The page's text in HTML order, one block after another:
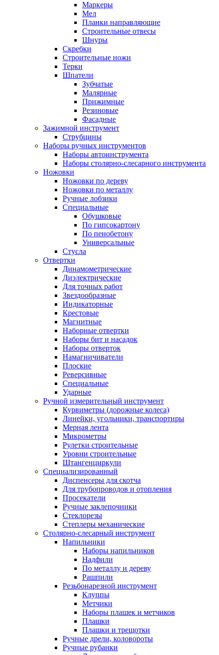
Маркеры
Мел
Планки направляющие
Строительные отвесы
Шнуры
Скребки
Строительные ножи
Терки
Шпатели
Зубчатые
Малярные
Прижимные
Резиновые
Фасадные
Зажимной инструмент
Струбцины
Наборы ручных инструментов
Наборы автоинструмента
Наборы столярно-слесарного инструмента
Ножовки
Ножовки по дереву
Ножовки по металлу
Ручные лобзики
Специальные
Обушковые
По гипсокартону
По пенобетону
Универсальные
Стусла
Отвертки
Динамометрические
Диэлектрические
Для точных работ
Звездообразные
Индикаторные
Крестовые
Магнитные
Наборные отвертки
Наборы бит и насадок
Наборы отверток
Намагничиватели
Плоские
Реверсивные
Специальные
Ударные
Ручной измерительный инструмент
Курвиметры (дорожные колеса)
Линейки, угольники, транспортиры
Мерная лента
Микрометры
Рулетки строительные
Уровни строительные
Штангенциркули
Специализированный
Диспенсеры для скотча
Для трубопроводов и отопления
Просекатели
Ручные заклепочники
Стеклорезы
Степлеры механические
Столярно-слесарный инструмент
Напильники
Наборы напильников
Надфили
По металлу и дереву
Рашпили
Резьбонарезной инструмент
Клуппы
Метчики
Наборы плашек и метчиков
Плашки
Плашки и трещотки
Ручные дрели, коловороты
Ручные рубанки